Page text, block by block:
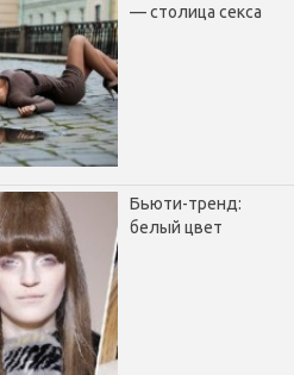
— столица секса
Бьюти-тренд:
белый цвет